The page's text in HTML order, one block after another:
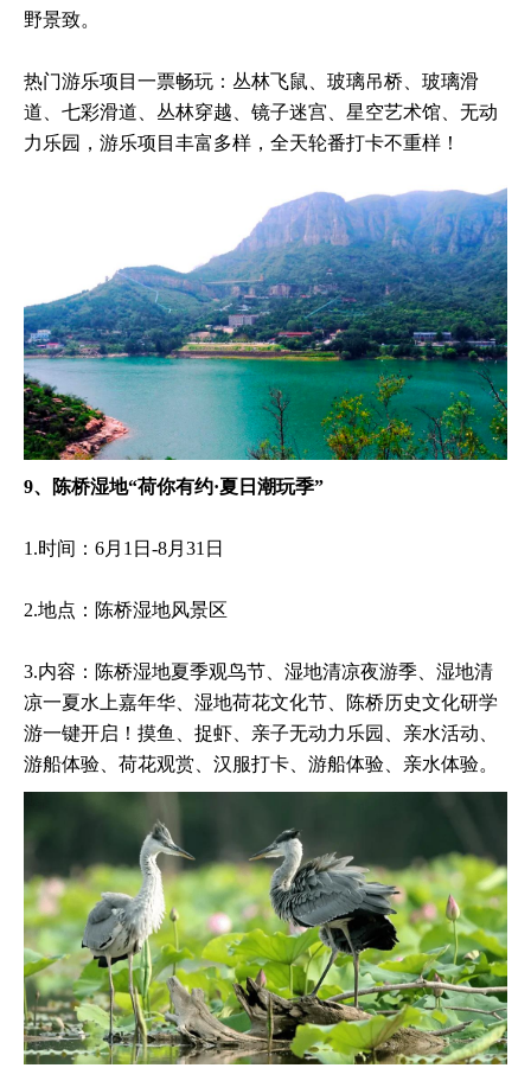
野景致。
热门游乐项目一票畅玩：丛林飞鼠、玻璃吊桥、玻璃滑
道、七彩滑道、丛林穿越、镜子迷宫、星空艺术馆、无动
力乐园，游乐项目丰富多样，全天轮番打卡不重样！
9、陈桥湿地“荷你有约·夏日潮玩季”
1.时间：6月1日-8月31日
2.地点：陈桥湿地风景区
3.内容：陈桥湿地夏季观鸟节、湿地清凉夜游季、湿地清
凉一夏水上嘉年华、湿地荷花文化节、陈桥历史文化研学
游一键开启！摸鱼、捉虾、亲子无动力乐园、亲水活动、
游船体验、荷花观赏、汉服打卡、游船体验、亲水体验。